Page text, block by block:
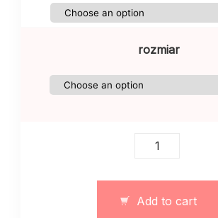
rozmiar
Damski
paskami
Add to cart